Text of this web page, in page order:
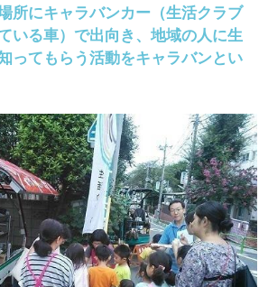
所にキャラバンカー（生活クラブ
いる車）で出向き、地域の人に生
ってもらう活動をキャラバンとい